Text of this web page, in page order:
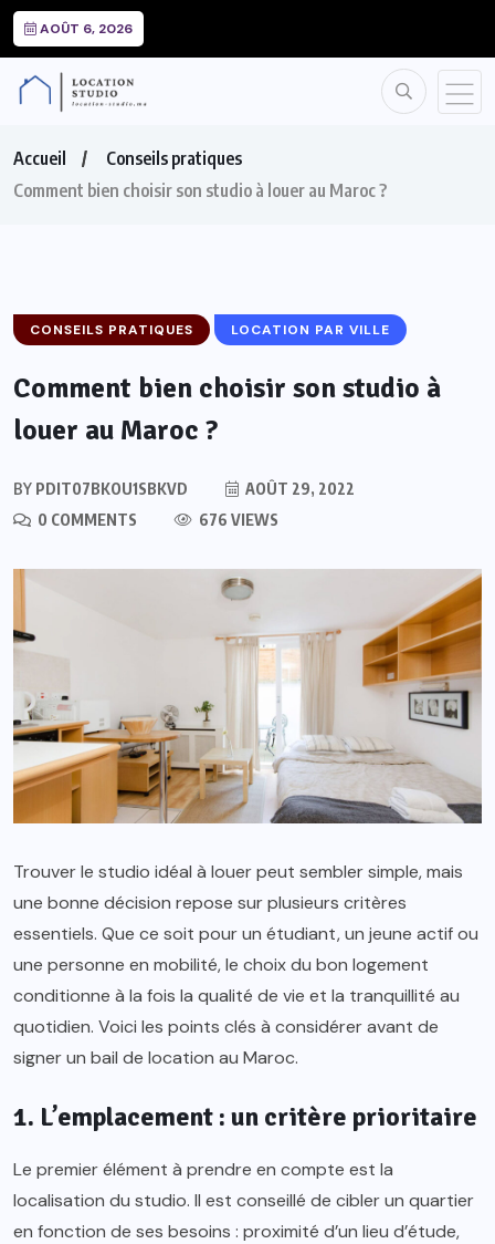
AOÛT 6, 2026
Accueil
Conseils pratiques
Comment bien choisir son studio à louer au Maroc ?
CONSEILS PRATIQUES LOCATION PAR VILLE
Comment bien choisir son studio à
louer au Maroc ?
BY PDIT07BKOU1SBKVD
AOÛT 29, 2022
0 COMMENTS
676 VIEWS
Trouver le studio idéal à louer peut sembler simple, mais
une bonne décision repose sur plusieurs critères
essentiels. Que ce soit pour un étudiant, un jeune actif ou
une personne en mobilité, le choix du bon logement
conditionne à la fois la qualité de vie et la tranquillité au
quotidien. Voici les points clés à considérer avant de
signer un bail de location au Maroc.
1. L’emplacement : un critère prioritaire
Le premier élément à prendre en compte est la
localisation du studio. Il est conseillé de cibler un quartier
en fonction de ses besoins : proximité d’un lieu d’étude,